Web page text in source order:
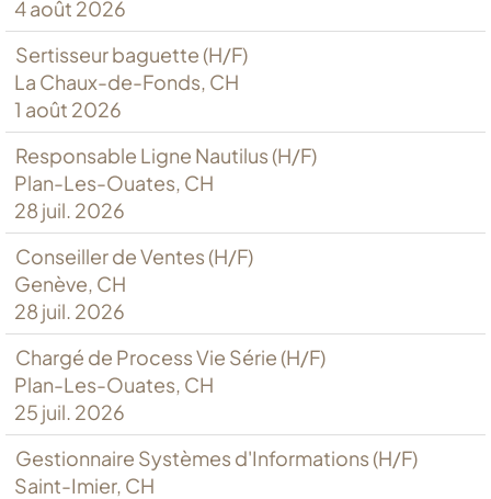
4 août 2026
Sertisseur baguette (H/F)
La Chaux-de-Fonds, CH
1 août 2026
Responsable Ligne Nautilus (H/F)
Plan-Les-Ouates, CH
28 juil. 2026
Conseiller de Ventes (H/F)
Genève, CH
28 juil. 2026
Chargé de Process Vie Série (H/F)
Plan-Les-Ouates, CH
25 juil. 2026
Gestionnaire Systèmes d'Informations (H/F)
Saint-Imier, CH